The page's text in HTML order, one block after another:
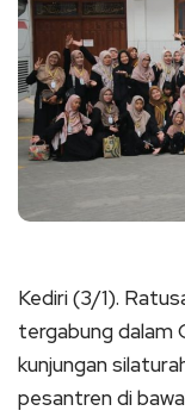
Kediri (3/1).
tergabung dalam
kunjungan
pesantren di